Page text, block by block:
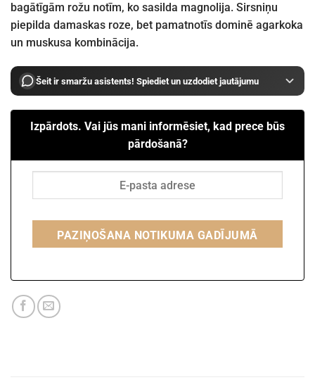
bagātīgām rožu notīm, ko sasilda magnolija. Sirsniņu
piepilda damaskas roze, bet pamatnotīs dominē agarkoka
un muskusa kombinācija.
Šeit ir smaržu asistents! Spiediet un uzdodiet jautājumu
Izpārdots. Vai jūs mani informēsiet, kad prece būs
pārdošanā?
PAZIŅOŠANA NOTIKUMA GADĪJUMĀ